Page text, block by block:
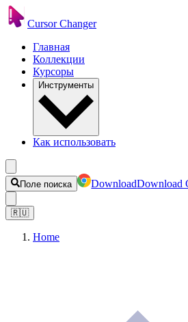
Cursor Changer
Главная
Коллекции
Курсоры
Инструменты
Как использовать
Поле поиска DownloadDownload
🇷🇺
Home